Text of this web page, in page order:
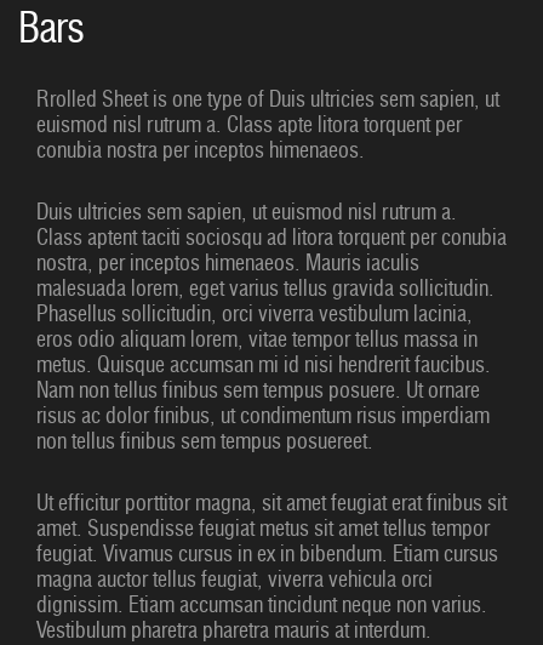
Bars
Rrolled Sheet is one type of Duis ultricies sem sapien, ut
euismod nisl rutrum a. Class apte litora torquent per
conubia nostra per inceptos himenaeos.
Duis ultricies sem sapien, ut euismod nisl rutrum a.
Class aptent taciti sociosqu ad litora torquent per conubia
nostra, per inceptos himenaeos. Mauris iaculis
malesuada lorem, eget varius tellus gravida sollicitudin.
Phasellus sollicitudin, orci viverra vestibulum lacinia,
eros odio aliquam lorem, vitae tempor tellus massa in
metus. Quisque accumsan mi id nisi hendrerit faucibus.
Nam non tellus finibus sem tempus posuere. Ut ornare
risus ac dolor finibus, ut condimentum risus imperdiam
non tellus finibus sem tempus posuereet.
Ut efficitur porttitor magna, sit amet feugiat erat finibus sit
amet. Suspendisse feugiat metus sit amet tellus tempor
feugiat. Vivamus cursus in ex in bibendum. Etiam cursus
magna auctor tellus feugiat, viverra vehicula orci
dignissim. Etiam accumsan tincidunt neque non varius.
Vestibulum pharetra pharetra mauris at interdum.